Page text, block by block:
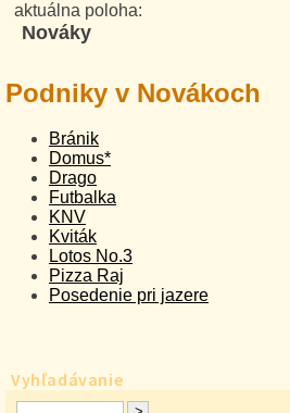
Vyhľadávanie
aktuálna poloha:
Nováky
Podniky v Novákoch
Bránik
Domus*
Drago
Futbalka
KNV
Kviták
Lotos No.3
Pizza Raj
Posedenie pri jazere